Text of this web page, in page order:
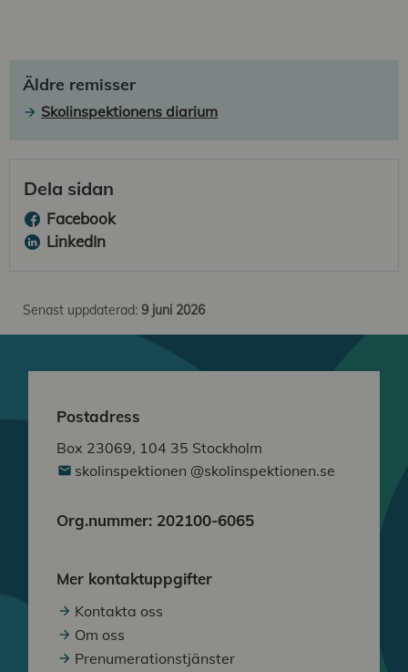
Äldre remisser
Skolinspektionens diarium
Dela sidan
Facebook
LinkedIn
Senast uppdaterad: 9 juni 2026
Postadress
Box 23069, 104 35 Stockholm
skolinspektionen @skolinspektionen.se
Org.nummer: 202100-6065
Mer kontaktuppgifter
Kontakta oss
Om oss
Prenumerationstjänster